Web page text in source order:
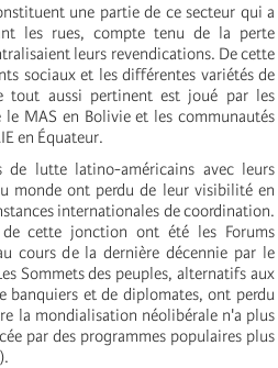
une partie de ce secteur qui a
les rues, compte tenu de la perte
leurs revendications. De cette
sociaux et les différentes variétés de
tout aussi pertinent est joué par les
MAS en Bolivie et les communautés
en Équateur.
de lutte latino-américains avec leurs
monde ont perdu de leur visibilité en
internationales de coordination.
cette jonction ont été les Forums
cours de la dernière décennie par le
Sommets des peuples, alternatifs aux
banquiers et de diplomates, ont perdu
la mondialisation néolibérale n'a plus
par des programmes populaires plus